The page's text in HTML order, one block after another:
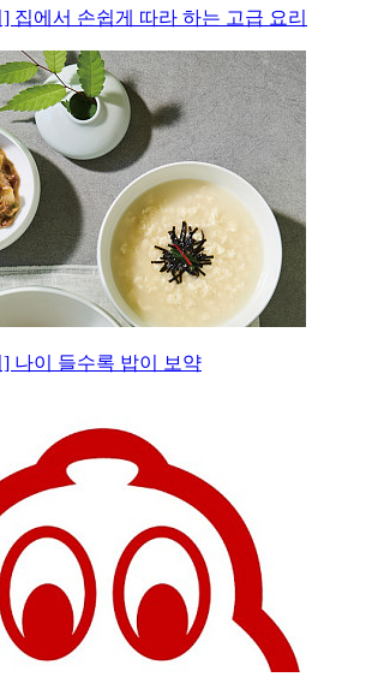
집에서 손쉽게 따라 하는 고급 요리
나이 들수록 밥이 보약